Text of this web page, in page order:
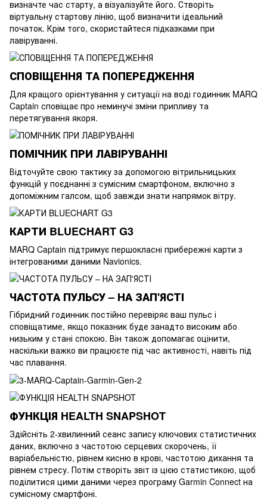
визначте час старту, а візуалізуйте його. Створіть
віртуальну стартову лінію, щоб визначити ідеальний
початок. Крім того, скористайтеся підказками при
лавіруванні.
СПОВІЩЕННЯ ТА ПОПЕРЕДЖЕННЯ
Для кращого орієнтування у ситуації на воді годинник MARQ
Captain сповіщає про неминучі зміни припливу та
перетягування якоря.
ПОМІЧНИК ПРИ ЛАВІРУВАННІ
Відточуйте свою тактику за допомогою вітрильницьких
функцій у поєднанні з сумісним смартфоном, включно з
допоміжним галсом, щоб завжди знати напрямок вітру.
КАРТИ BLUECHART G3
MARQ Captain підтримує першокласні прибережні карти з
інтегрованими даними Navionics.
ЧАСТОТА ПУЛЬСУ – НА ЗАП'ЯСТІ
Гібридний годинник постійно перевіряє ваш пульс і
сповіщатиме, якщо показник буде занадто високим або
низьким у стані спокою. Він також допомагає оцінити,
наскільки важко ви працюєте під час активності, навіть під
час плавання.
ФУНКЦІЯ HEALTH SNAPSHOT
Здійсніть 2-хвилинний сеанс запису ключових статистичних
даних, включно з частотою серцевих скорочень, її
варіабельністю, рівнем кисню в крові, частотою дихання та
рівнем стресу. Потім створіть звіт із цією статистикою, щоб
поділитися цими даними через програму Garmin Connect на
сумісному смартфоні.